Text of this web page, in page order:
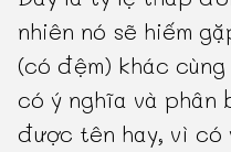
nhiên nó sẽ hiếm
(có đệm) khác cùng
có ý nghĩa và
được tên hay, vì có